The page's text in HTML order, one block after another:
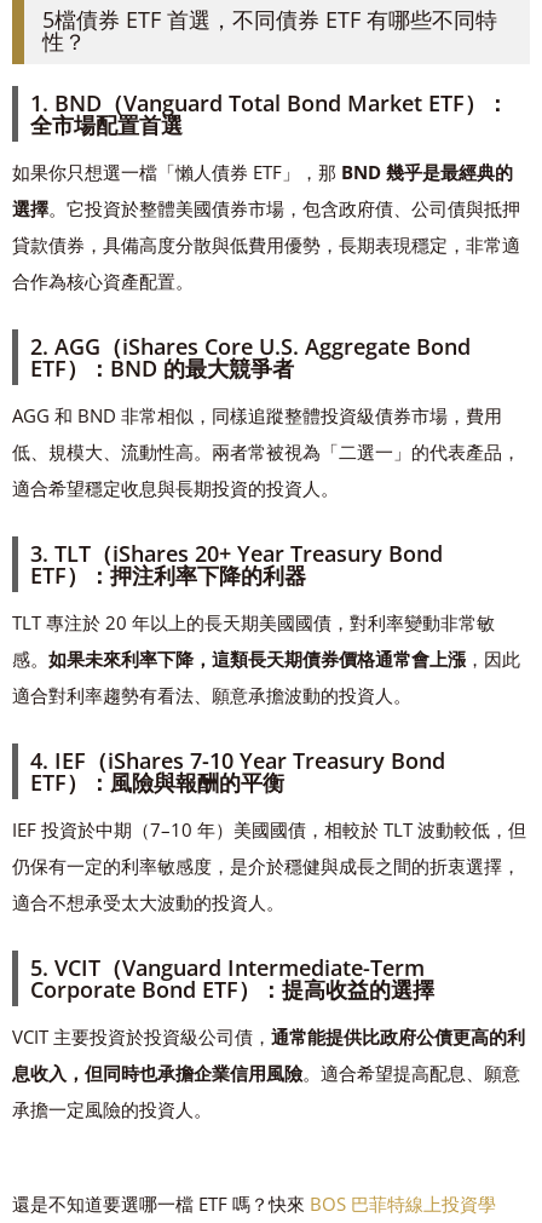
5檔債券 ETF 首選，不同債券 ETF 有哪些不同特
性？
1. BND（Vanguard Total Bond Market ETF）：
全市場配置首選
如果你只想選一檔「懶人債券 ETF」，那 BND 幾乎是最經典的
選擇。它投資於整體美國債券市場，包含政府債、公司債與抵押
貸款債券，具備高度分散與低費用優勢，長期表現穩定，非常適
合作為核心資產配置。
2. AGG（iShares Core U.S. Aggregate Bond
ETF）：BND 的最大競爭者
AGG 和 BND 非常相似，同樣追蹤整體投資級債券市場，費用
低、規模大、流動性高。兩者常被視為「二選一」的代表產品，
適合希望穩定收息與長期投資的投資人。
3. TLT（iShares 20+ Year Treasury Bond
ETF）：押注利率下降的利器
TLT 專注於 20 年以上的長天期美國國債，對利率變動非常敏
感。 如果未來利率下降，這類長天期債券價格通常會上漲 ，因此
適合對利率趨勢有看法、願意承擔波動的投資人。
4. IEF（iShares 7-10 Year Treasury Bond
ETF）：風險與報酬的平衡
IEF 投資於中期（7–10 年）美國國債，相較於 TLT 波動較低，但
仍保有一定的利率敏感度，是介於穩健與成長之間的折衷選擇，
適合不想承受太大波動的投資人。
5. VCIT（Vanguard Intermediate-Term
Corporate Bond ETF）：提高收益的選擇
VCIT 主要投資於投資級公司債， 通常能提供比政府公債更高的利
息收入，但同時也承擔企業信用風險。適合希望提高配息、願意
承擔一定風險的投資人。
還是不知道要選哪一檔 ETF 嗎？快來 BOS 巴菲特線上投資學